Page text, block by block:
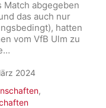
Match abgegeben
das auch nur
hatten
vom VfB Ulm zu
2024
,